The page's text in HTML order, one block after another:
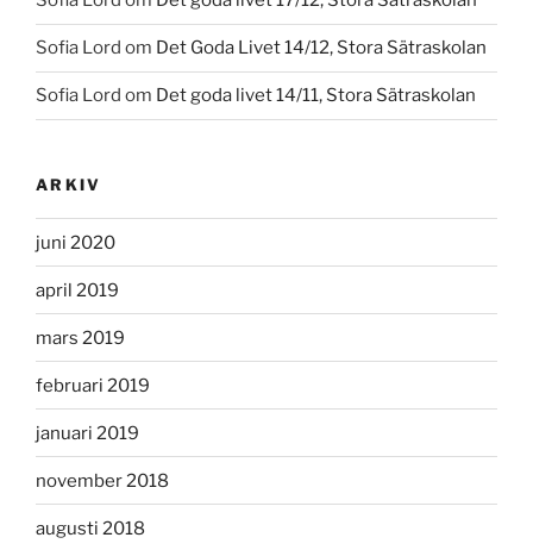
Sofia Lord om Det Goda Livet 14/12, Stora Sätraskolan
Sofia Lord om Det goda livet 14/11, Stora Sätraskolan
ARKIV
juni 2020
april 2019
mars 2019
februari 2019
januari 2019
november 2018
augusti 2018